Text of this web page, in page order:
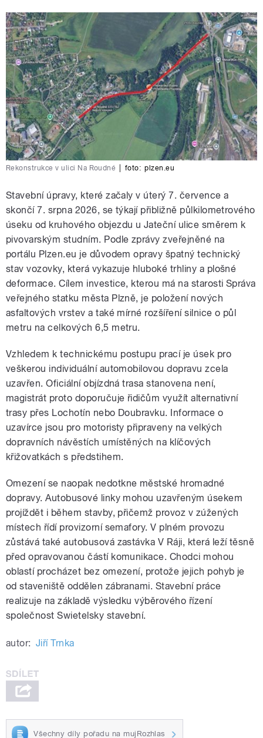
Rekonstrukce v ulici Na Roudné foto: plzen.eu
Stavební úpravy, které začaly v úterý 7. července a
skončí 7. srpna 2026, se týkají přibližně půlkilometrového
úseku od kruhového objezdu u Jateční ulice směrem k
pivovarským studním. Podle zprávy zveřejněné na
portálu Plzen.eu je důvodem opravy špatný technický
stav vozovky, která vykazuje hluboké trhliny a plošné
deformace. Cílem investice, kterou má na starosti Správa
veřejného statku města Plzně, je položení nových
asfaltových vrstev a také mírné rozšíření silnice o půl
metru na celkových 6,5 metru.
Vzhledem k technickému postupu prací je úsek pro
veškerou individuální automobilovou dopravu zcela
uzavřen. Oficiální objízdná trasa stanovena není,
magistrát proto doporučuje řidičům využít alternativní
trasy přes Lochotín nebo Doubravku. Informace o
uzavírce jsou pro motoristy připraveny na velkých
dopravních návěstích umístěných na klíčových
křižovatkách s předstihem.
Omezení se naopak nedotkne městské hromadné
dopravy. Autobusové linky mohou uzavřeným úsekem
projíždět i během stavby, přičemž provoz v zúžených
místech řídí provizorní semafory. V plném provozu
zůstává také autobusová zastávka V Ráji, která leží těsně
před opravovanou částí komunikace. Chodci mohou
oblastí procházet bez omezení, protože jejich pohyb je
od staveniště oddělen zábranami. Stavební práce
realizuje na základě výsledku výběrového řízení
společnost Swietelsky stavební.
autor: Jiří Trnka
Všechny díly pořadu na mujRozhlas